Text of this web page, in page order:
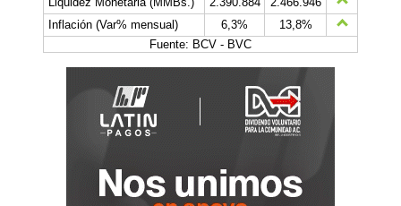
Inflación (Var% mensual)
6,3%
13,8%
Fuente: BCV - BVC